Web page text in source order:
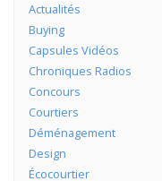
Actualités
Buying
Capsules Vidéos
Chroniques Radios
Concours
Courtiers
Déménagement
Design
Écocourtier